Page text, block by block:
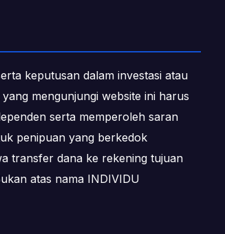
keputusan dalam investasi atau
mengunjungi website ini harus
serta memperoleh saran
penipuan yang berkedok
transfer dana ke rekening tujuan
atas nama INDIVIDU